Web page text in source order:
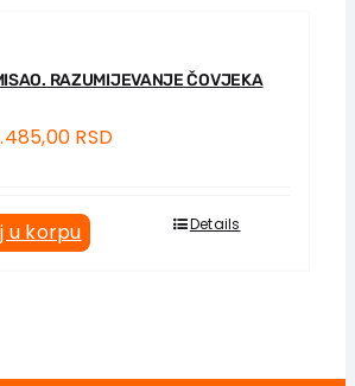
RAZUMIJEVANJE ČOVJEKA
RSD
u korpu Details